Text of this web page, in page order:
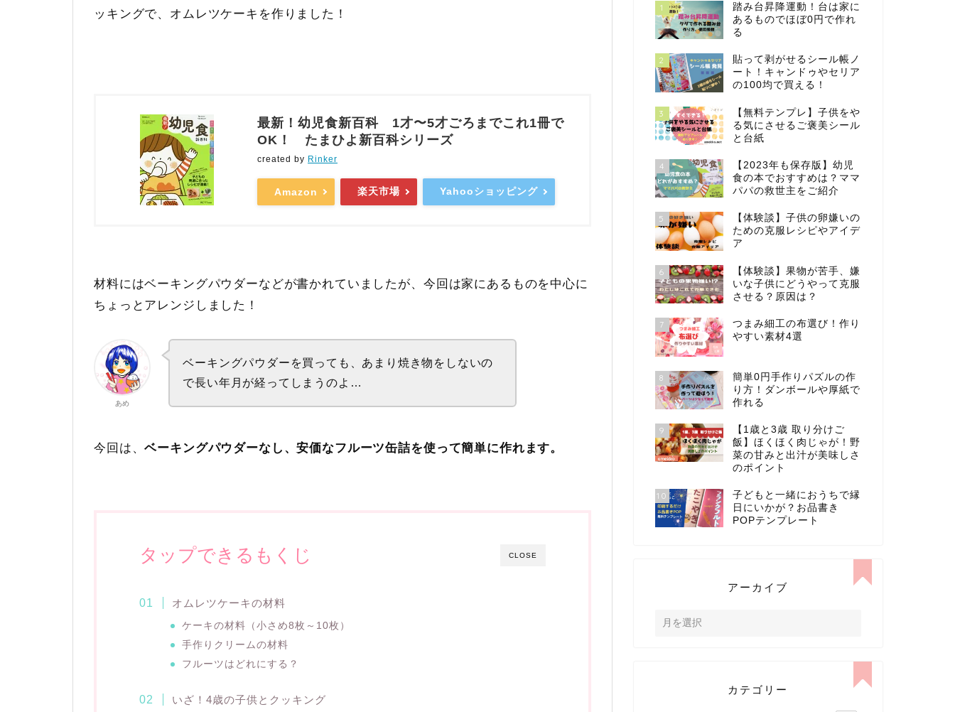
ッキングで、オムレツケーキを作りました！
最新！幼児食新百科 1才〜5才ごろまでこれ1冊で
OK！ たまひよ新百科シリーズ
created by Rinker
Amazon 楽天市場 Yahooショッピング
材料にはベーキングパウダーなどが書かれていましたが、今回は家にあるものを中心に
ちょっとアレンジしました！
あめ
ベーキングパウダーを買っても、あまり焼き物をしないの
で長い年月が経ってしまうのよ…
今回は、ベーキングパウダーなし、安価なフルーツ缶詰を使って簡単に作れます。
CLOSE
タップできるもくじ
オムレツケーキの材料
ケーキの材料（小さめ8枚～10枚）
手作りクリームの材料
フルーツはどれにする？
いざ！4歳の子供とクッキング
1
踏み台昇降運動！台は家に
あるものでほぼ0円で作れ
る
2
貼って剥がせるシール帳ノ
ート！キャンドゥやセリア
の100均で買える！
3
【無料テンプレ】子供をや
る気にさせるご褒美シール
と台紙
4
【2023年も保存版】幼児
食の本でおすすめは？ママ
パパの救世主をご紹介
5
【体験談】子供の卵嫌いの
ための克服レシピやアイデ
ア
6
【体験談】果物が苦手、嫌
いな子供にどうやって克服
させる？原因は？
7
つまみ細工の布選び！作り
やすい素材4選
8
簡単0円手作りパズルの作
り方！ダンボールや厚紙で
作れる
9
【1歳と3歳 取り分けご
飯】ほくほく肉じゃが！野
菜の甘みと出汁が美味しさ
のポイント
10
子どもと一緒におうちで縁
日にいかが？お品書き
POPテンプレート
アーカイブ
カテゴリー